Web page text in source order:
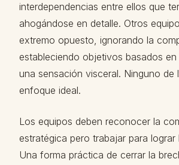
interdependencias entre ellos que
ahogándose en detalle. Otros
extremo opuesto, ignorando la
estableciendo objetivos basados
una sensación visceral. Ninguno de
enfoque ideal.
Los equipos deben reconocer la
estratégica pero trabajar para lograr
Una forma práctica de cerrar la